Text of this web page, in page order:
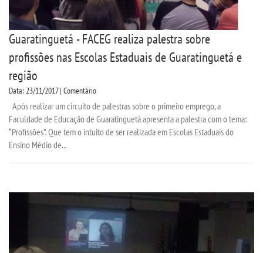
Guaratinguetá - FACEG realiza palestra sobre
profissões nas Escolas Estaduais de Guaratinguetá e
região
Data: 23/11/2017 | Comentário
Após realizar um circuito de palestras sobre o primeiro emprego, a
Faculdade de Educação de Guaratinguetá apresenta a palestra com o tema:
“Profissões”. Que tem o intuito de ser realizada em Escolas Estaduais do
Ensino Médio de...